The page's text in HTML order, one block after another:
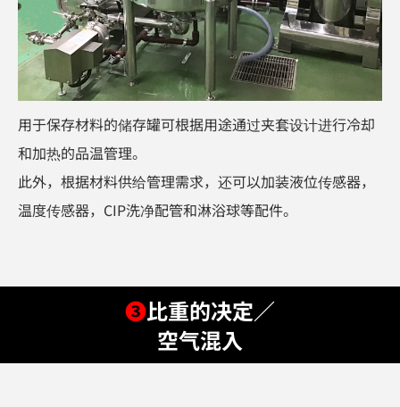
用于保存材料的储存罐可根据用途通过夹套设计进行冷却
和加热的品温管理。
此外，根据材料供给管理需求，还可以加装液位传感器，
温度传感器，CIP洗净配管和淋浴球等配件。
❸比重的决定／
空气混入